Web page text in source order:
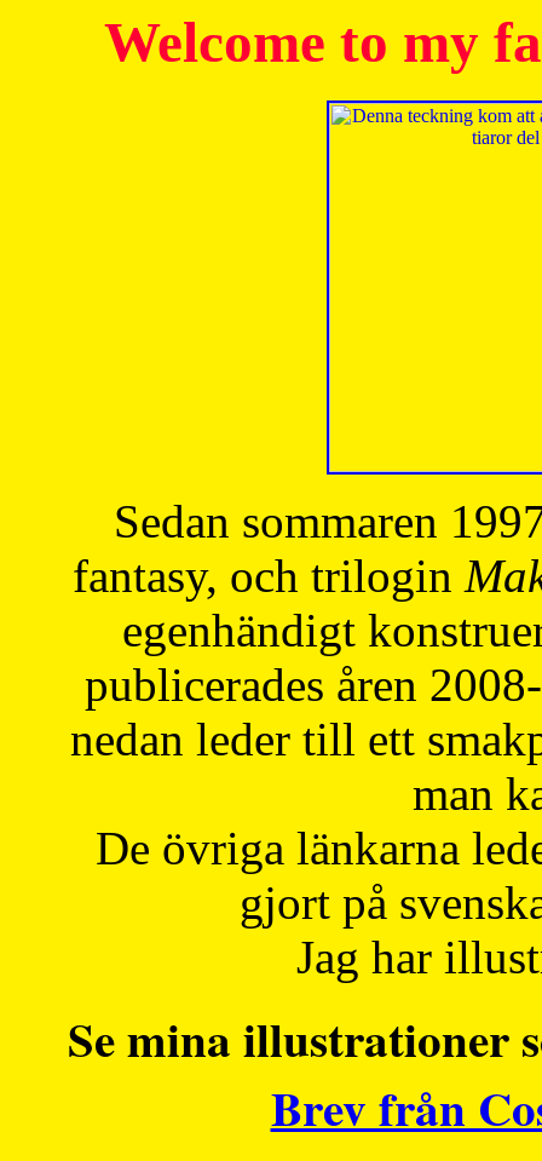
Welcome to my
Sedan sommaren
fantasy, och trilogin
egenhändigt
publicerades åren
nedan leder till ett
man
De övriga länkarna
gjort på
Jag har
Se mina illustrationer
Brev från